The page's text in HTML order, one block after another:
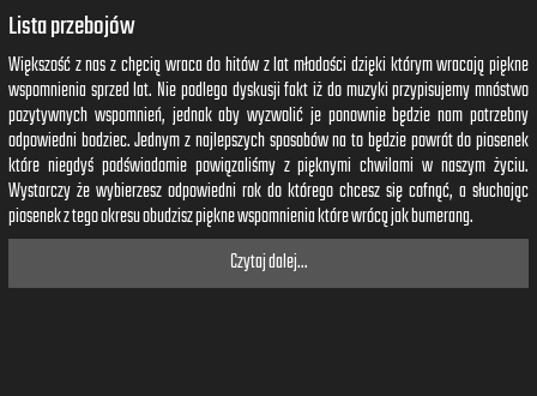
Lista przebojów
Większość z nas z chęcią wraca do hitów z lat młodości dzięki którym wracają piękne
wspomnienia sprzed lat. Nie podlega dyskusji fakt iż do muzyki przypisujemy mnóstwo
pozytywnych wspomnień, jednak aby wyzwolić je ponownie będzie nam potrzebny
odpowiedni bodziec. Jednym z najlepszych sposobów na to będzie powrót do piosenek
które niegdyś podświadomie powiązaliśmy z pięknymi chwilami w naszym życiu.
Wystarczy że wybierzesz odpowiedni rok do którego chcesz się cofnąć, a słuchając
piosenek z tego okresu obudzisz piękne wspomnienia które wrócą jak bumerang.
Czytaj dalej...